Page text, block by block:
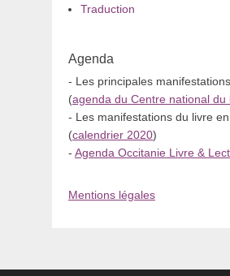
Traduction
Agenda
- Les principales
(agenda du Centre national du
- Les manifestations du livre
(calendrier 2020)
- Agenda Occitanie Livre &
Mentions légales